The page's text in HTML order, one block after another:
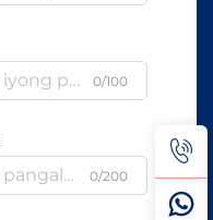
0/100
0/200